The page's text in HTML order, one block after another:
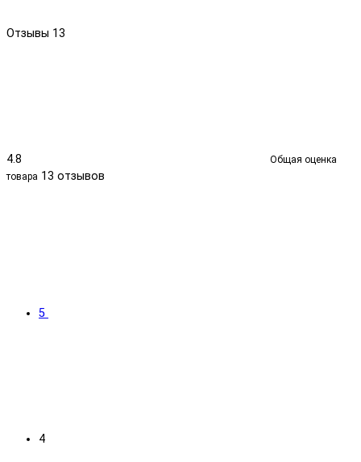
Отзывы 13
4.8
Общая оценка
товара 13 отзывов
5
4